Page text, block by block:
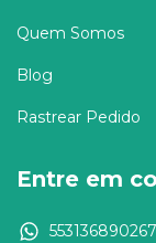
Quem Somos
Blog
Rastrear Pedido
Entre em
553136890267